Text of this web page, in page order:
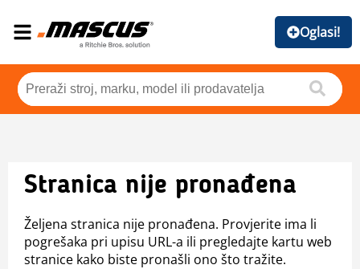
Oglasi!
Stranica nije pronađena
Željena stranica nije pronađena. Provjerite ima li
pogrešaka pri upisu URL-a ili pregledajte kartu web
stranice kako biste pronašli ono što tražite.